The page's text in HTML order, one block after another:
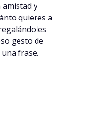
amistad y
quieres a
gesto de
frase.